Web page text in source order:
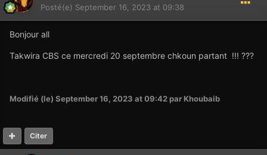
Posté(e) September 16, 2023 at 09:38
Bonjour all
Takwira CBS ce mercredi 20 septembre chkoun partant !!! ???
Modifié (le) September 16, 2023 at 09:42par Khoubaib
Citer